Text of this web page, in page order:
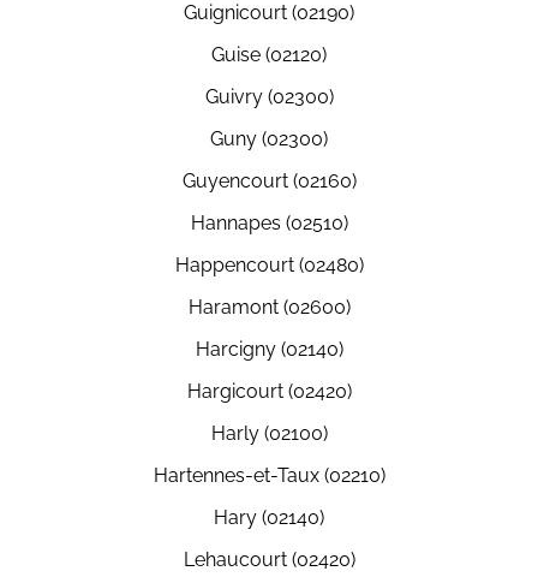
Guignicourt (02190)
Guise (02120)
Guivry (02300)
Guny (02300)
Guyencourt (02160)
Hannapes (02510)
Happencourt (02480)
Haramont (02600)
Harcigny (02140)
Hargicourt (02420)
Harly (02100)
Hartennes-et-Taux (02210)
Hary (02140)
Lehaucourt (02420)